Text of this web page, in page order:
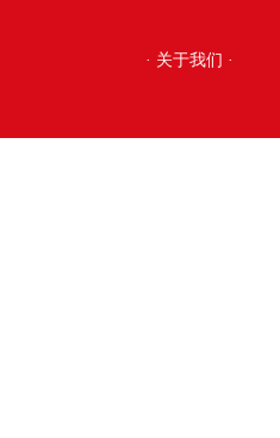
· 关于我们 ·